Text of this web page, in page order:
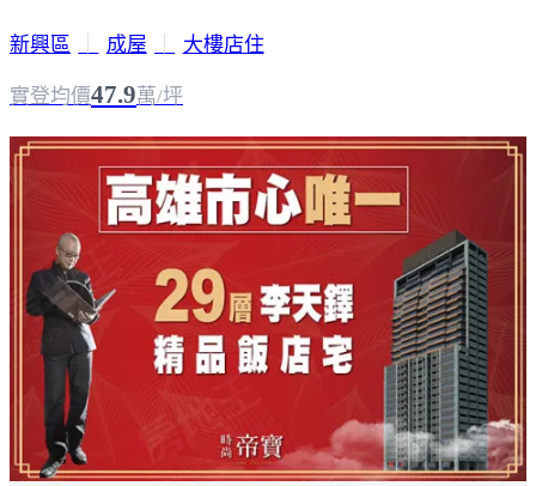
新興區 成屋 大樓店住
實登均價47.9萬/坪